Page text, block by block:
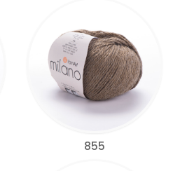
855